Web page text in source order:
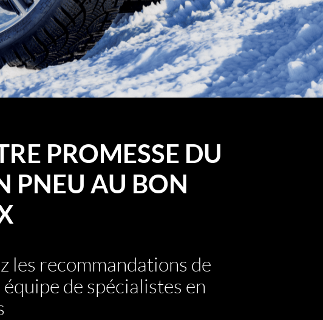
PROMESSE DU
PNEU AU BON
les recommandations de
de spécialistes en